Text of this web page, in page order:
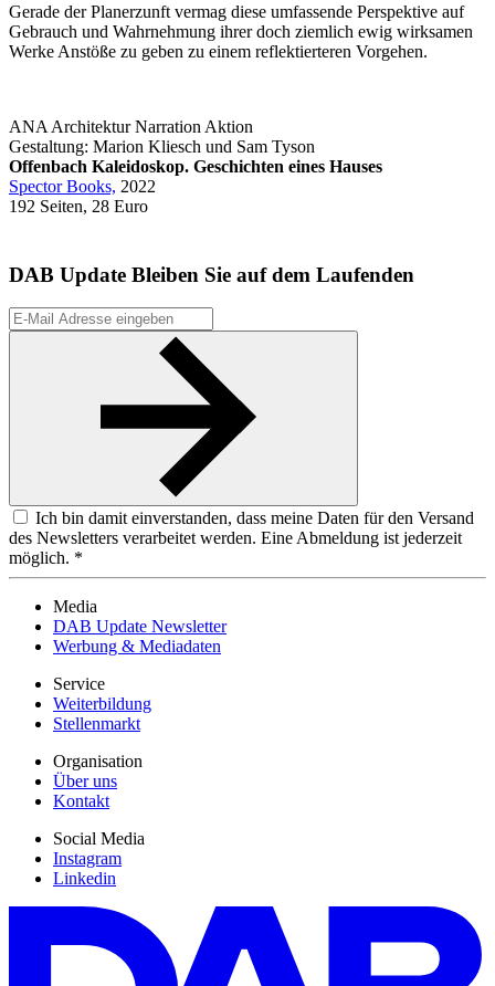
Gerade der Planerzunft vermag diese umfassende Perspektive auf
Gebrauch und Wahrnehmung ihrer doch ziemlich ewig wirksamen
Werke Anstöße zu geben zu einem reflektierteren Vorgehen.
ANA Architektur Narration Aktion
Gestaltung: Marion Kliesch und Sam Tyson
Offenbach Kaleidoskop. Geschichten eines Hauses
Spector Books, 2022
192 Seiten, 28 Euro
DAB Update Bleiben Sie auf dem Laufenden
Ich bin damit einverstanden, dass meine Daten für den Versand
des Newsletters verarbeitet werden. Eine Abmeldung ist jederzeit
möglich. *
Media
DAB Update Newsletter
Werbung & Mediadaten
Service
Weiterbildung
Stellenmarkt
Organisation
Über uns
Kontakt
Social Media
Instagram
Linkedin